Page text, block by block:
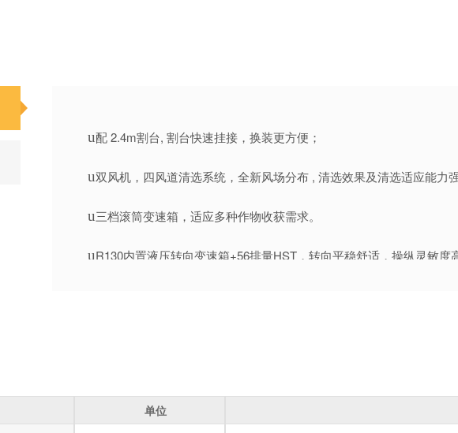
u配 2.4m割台, 割台快速挂接，换装更方便；
u双风机，四风道清选系统，全新风场分布 , 清选效果及清选适应能力强
u三档滚筒变速箱，适应多种作物收获需求。
uR130内置液压转向变速箱+56排量HST，转向平稳舒适，操纵灵敏度
单位